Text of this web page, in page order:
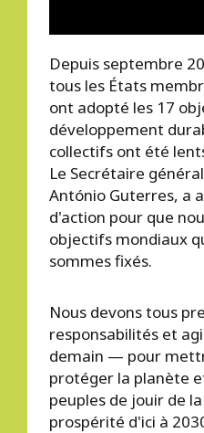
Depuis septembre
tous les États
ont adopté les 17
développement
collectifs ont été
Le Secrétaire
António Guterres, a
d'action pour que
objectifs mondiaux
sommes fixés.
Nous devons tous
responsabilités et
demain — pour
protéger la planète
peuples de jouir de
prospérité d'ici à